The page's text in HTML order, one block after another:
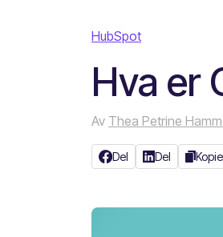
HubSpot
Hva er
Av Thea Petrine
Del Del